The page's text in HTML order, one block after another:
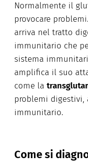
Normalmente il
provocare
arriva nel tratto
immunitario che
sistema
amplifica il suo
come la
problemi digestivi,
immunitario.
Come si